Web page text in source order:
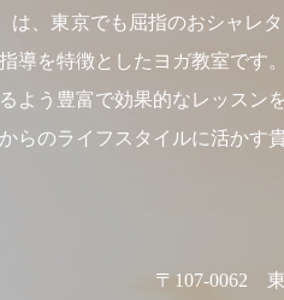
は、東京でも屈指のおシャ
導を特徴としたヨガ教室で
よう豊富で効果的なレッス
らのライフスタイルに活か
〒107-0062